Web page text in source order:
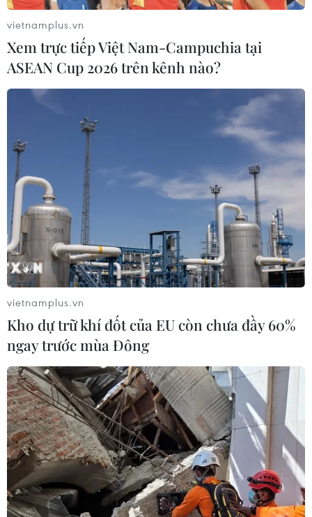
Tri ân các liệt sỹ quân tình nguyện Việt
Nam hy sinh tại Campuchia
Đại sứ quán, Cơ quan Tùy viên Quốc phòng Việt Nam
tại Campuchia đã tổ chức lễ dâng hương, đặt vòng hoa
tưởng niệm tại Đài Hữu nghị Việt Nam-Campuchia ở
thủ đô Phnom Penh.
'Sự hiện diện của quân tình nguyện Việt
Nam giúp hồi sinh Campuchia'
26/12/2018 11:23
vietnamplus.vn
Xem trực tiếp Việt Nam-Campuchia tại
ASEAN Cup 2026 trên kênh nào?
vietnamplus.vn
Kho dự trữ khí đốt của EU còn chưa đầy 60%
ngay trước mùa Đông